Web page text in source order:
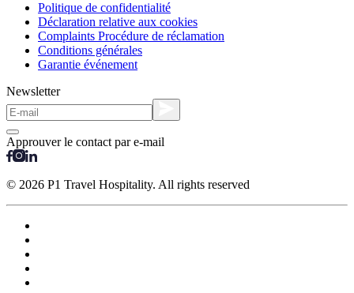
Politique de confidentialité
Déclaration relative aux cookies
Complaints Procédure de réclamation
Conditions générales
Garantie événement
Newsletter
Approuver le contact par e-mail
© 2026 P1 Travel Hospitality. All rights reserved